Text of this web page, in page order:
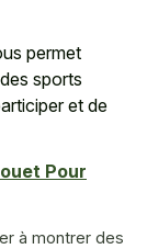
permet
sports
et de
Pour
à montrer des